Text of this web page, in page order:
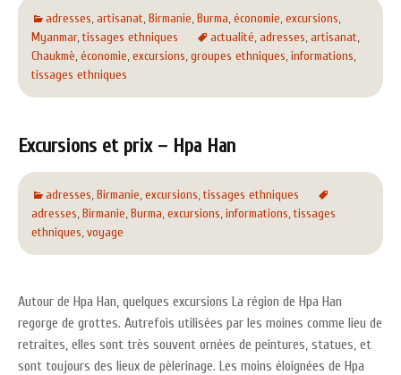
adresses,artisanat,Birmanie,Burma,économie,excursions,
Myanmar,tissages ethniques actualité,adresses,artisanat,
Chaukmè,économie,excursions,groupes ethniques,informations,
tissages ethniques
Excursions et prix – Hpa Han
adresses,Birmanie,excursions,tissages ethniques
adresses,Birmanie,Burma,excursions,informations,tissages
ethniques,voyage
Autour de Hpa Han, quelques excursions La région de Hpa Han
regorge de grottes. Autrefois utilisées par les moines comme lieu de
retraites, elles sont très souvent ornées de peintures, statues, et
sont toujours des lieux de pèlerinage. Les moins éloignées de Hpa